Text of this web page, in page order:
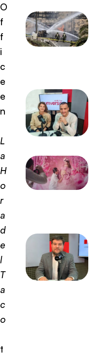
O
f
f
i
c
e
e
n
L
a
H
o
r
a
d
e
l
T
a
c
o
t